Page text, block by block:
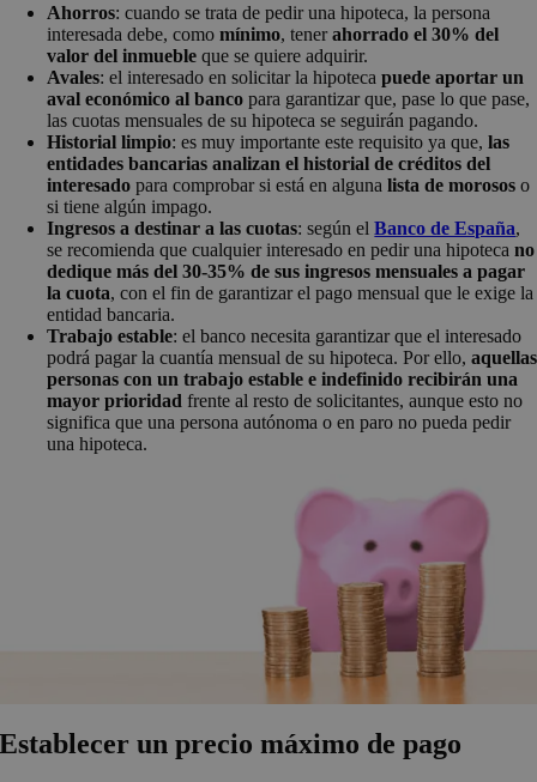
Ahorros: cuando se trata de pedir una hipoteca, la persona
interesada debe, comomínimo, tenerahorrado el 30% del
valor del inmueble que se quiere adquirir.
Avales: el interesado en solicitar la hipotecapuede aportar un
aval económico al banco para garantizar que, pase lo que pase,
las cuotas mensuales de su hipoteca se seguirán pagando.
Historial limpio: es muy importante este requisito ya que,las
entidades bancarias analizan el historial de créditos del
interesado para comprobar si está en algunalista de morosos o
si tiene algún impago.
Ingresos a destinar a las cuotas: según elBanco de España,
se recomienda que cualquier interesado en pedir una hipotecano
dedique más del 30-35% de sus ingresos mensuales a pagar
la cuota, con el fin de garantizar el pago mensual que le exige la
entidad bancaria.
Trabajo estable: el banco necesita garantizar que el interesado
podrá pagar la cuantía mensual de su hipoteca. Por ello,aquellas
personas con un trabajo estable e indefinido recibirán una
mayor prioridad frente al resto de solicitantes, aunque esto no
significa que una persona autónoma o en paro no pueda pedir
una hipoteca.
Establecer un precio máximo de pago